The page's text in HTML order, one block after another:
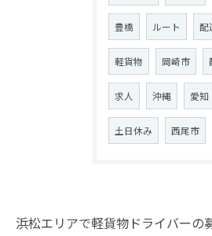
豊橋 ルート 配
軽貨物 岡崎市
求人 沖縄 愛知
土日休み 西尾市
浜松エリアで軽貨物ドライバーの